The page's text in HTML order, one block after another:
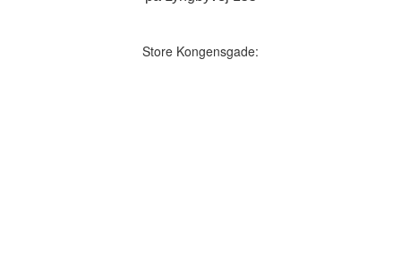
Store Kongensgade: